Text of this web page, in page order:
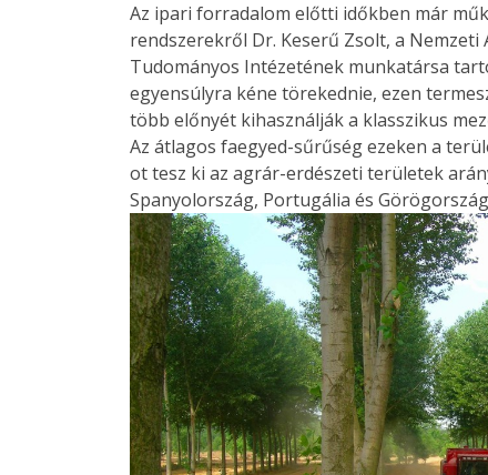
Az ipari forradalom előtti időkben már
rendszerekről Dr. Keserű Zsolt, a
Tudományos Intézetének munkatársa
egyensúlyra kéne törekednie, ezen
több előnyét kihasználják a klasszikus
Az átlagos faegyed-sűrűség ezeken a
ot tesz ki az agrár-erdészeti területek
Spanyolország, Portugália és